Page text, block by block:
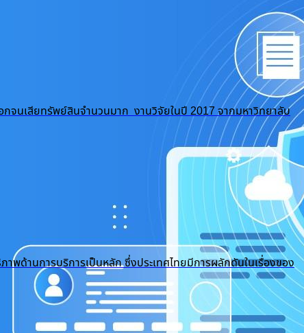
กจนเสียทรัพย์สินจำนวนมาก งานวิจัยในปี 2017 จากมหาวิทยาลับ
พด้านการบริการเป็นหลัก ซึ่งประเทศไทยมีการผลักดันในเรื่องของ